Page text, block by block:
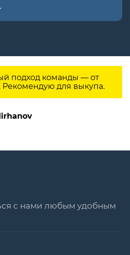
подход команды — от
Рекомендую для выкупа.
с нами любым удобным